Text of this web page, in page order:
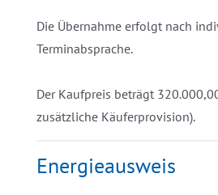
Die Übernahme erfolgt nach
Terminabsprache.
Der Kaufpreis beträgt
zusätzliche Käuferprovision).
Energieausweis